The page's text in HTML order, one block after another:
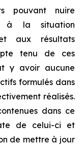
pouvant nuire
à la situation
aux résultats
tenu de ces
y avoir aucune
formulés dans
réalisés.
dans ce
de celui-ci et
de mettre à jour